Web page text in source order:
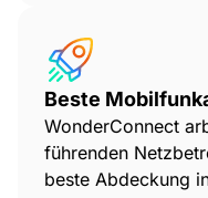
Beste
WonderConnect
führenden
beste Abdeckung